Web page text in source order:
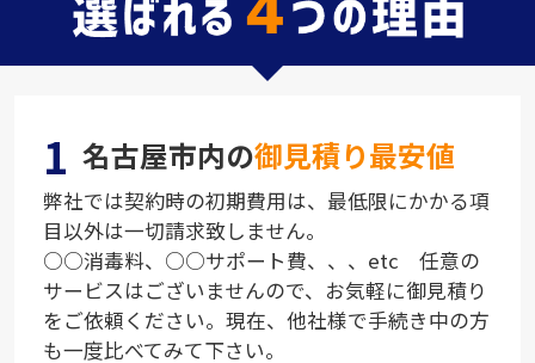
1 名古屋市内の御見積り最安値
弊社では契約時の初期費用は、最低限にかかる項
目以外は一切請求致しません。
○○消毒料、○○サポート費、、、etc 任意の
サービスはございませんので、お気軽に御見積り
をご依頼ください。現在、他社様で手続き中の方
も一度比べてみて下さい。